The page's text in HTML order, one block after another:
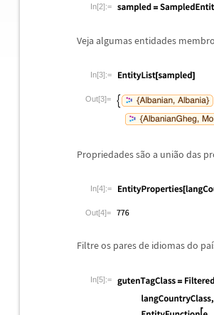
In[2]:=
Veja algumas entidades
In[3]:=
Out[3]=
Propriedades são a união das
In[4]:=
Out[4]=
Filtre os pares de idiomas do paí
In[5]:=